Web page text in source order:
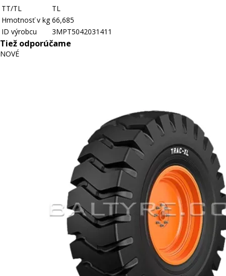
TT/TL
TL
Hmotnosť v kg 66,685
ID výrobcu
3MPT5042031411
Tiež odporúčame
NOVÉ